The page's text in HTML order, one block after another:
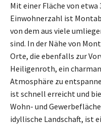
Mit einer Fläche von etwa
Einwohnerzahl ist
von dem aus viele
sind. In der Nähe von
Orte, die ebenfalls zur
Heiligenroth, ein
Atmosphäre zu
ist schnell erreicht und
Wohn- und
idyllische Landschaft, ist